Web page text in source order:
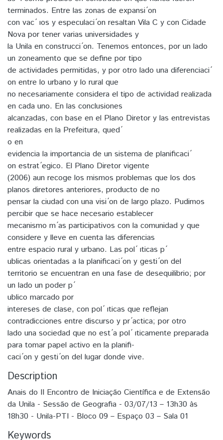
terminados. Entre las zonas de expansi ́on
con vac ́ ıos y especulaci ́on resaltan Vila C y con Cidade
Nova por tener varias universidades y
la Unila en construcci ́on. Tenemos entonces, por un lado
un zoneamento que se define por tipo
de actividades permitidas, y por otro lado una diferenciaci ́
on entre lo urbano y lo rural que
no necesariamente considera el tipo de actividad realizada
en cada uno. En las conclusiones
alcanzadas, con base en el Plano Diretor y las entrevistas
realizadas en la Prefeitura, qued ́
o en
evidencia la importancia de un sistema de planificaci ́
on estrat ́egico. El Plano Diretor vigente
(2006) aun recoge los mismos problemas que los dos
planos diretores anteriores, producto de no
pensar la ciudad con una visi ́on de largo plazo. Pudimos
percibir que se hace necesario establecer
mecanismo m ́as participativos con la comunidad y que
considere y lleve en cuenta las diferencias
entre espacio rural y urbano. Las pol ́ ıticas p ́
ublicas orientadas a la planificaci ́on y gesti ́on del
territorio se encuentran en una fase de desequilibrio; por
un lado un poder p ́
ublico marcado por
intereses de clase, con pol ́ ıticas que reflejan
contradicciones entre discurso y pr ́actica; por otro
lado una sociedad que no est ́a pol ́ ıticamente preparada
para tomar papel activo en la planifi-
caci ́on y gesti ́on del lugar donde vive.
Description
Anais do II Encontro de Iniciação Científica e de Extensão
da Unila - Sessão de Geografia - 03/07/13 – 13h30 às
18h30 - Unila-PTI - Bloco 09 – Espaço 03 – Sala 01
Keywords